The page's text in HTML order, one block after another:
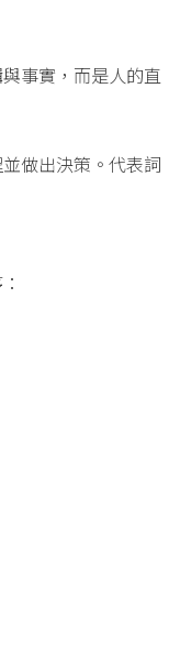
事實，而是人的直
做出決策。代表詞